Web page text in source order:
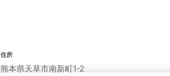
住所
熊本県天草市南新町1-2